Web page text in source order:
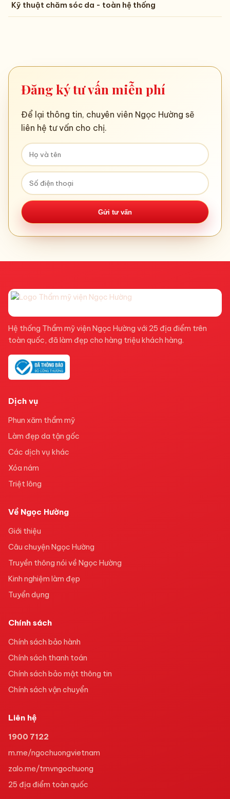
Kỹ thuật chăm sóc da - toàn hệ thống
Đăng ký tư vấn miễn phí
Để lại thông tin, chuyên viên Ngọc Hường sẽ
liên hệ tư vấn cho chị.
Gửi tư vấn
Hệ thống Thẩm mỹ viện Ngọc Hường với 25 địa điểm trên
toàn quốc, đã làm đẹp cho hàng triệu khách hàng.
Dịch vụ
Phun xăm thẩm mỹ
Làm đẹp da tận gốc
Các dịch vụ khác
Xóa nám
Triệt lông
Về Ngọc Hường
Giới thiệu
Câu chuyện Ngọc Hường
Truyền thông nói về Ngọc Hường
Kinh nghiệm làm đẹp
Tuyển dụng
Chính sách
Chính sách bảo hành
Chính sách thanh toán
Chính sách bảo mật thông tin
Chính sách vận chuyển
Liên hệ
1900 7122
m.me/ngochuongvietnam
zalo.me/tmvngochuong
25 địa điểm toàn quốc